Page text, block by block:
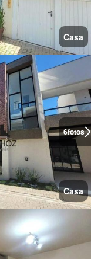
Casa
6fotos
Casa